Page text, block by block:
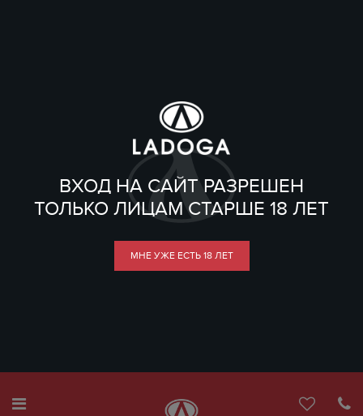
ВХОД НА САЙТ РАЗРЕШЕН
ТОЛЬКО ЛИЦАМ СТАРШЕ 18 ЛЕТ
МНЕ УЖЕ ЕСТЬ 18 ЛЕТ